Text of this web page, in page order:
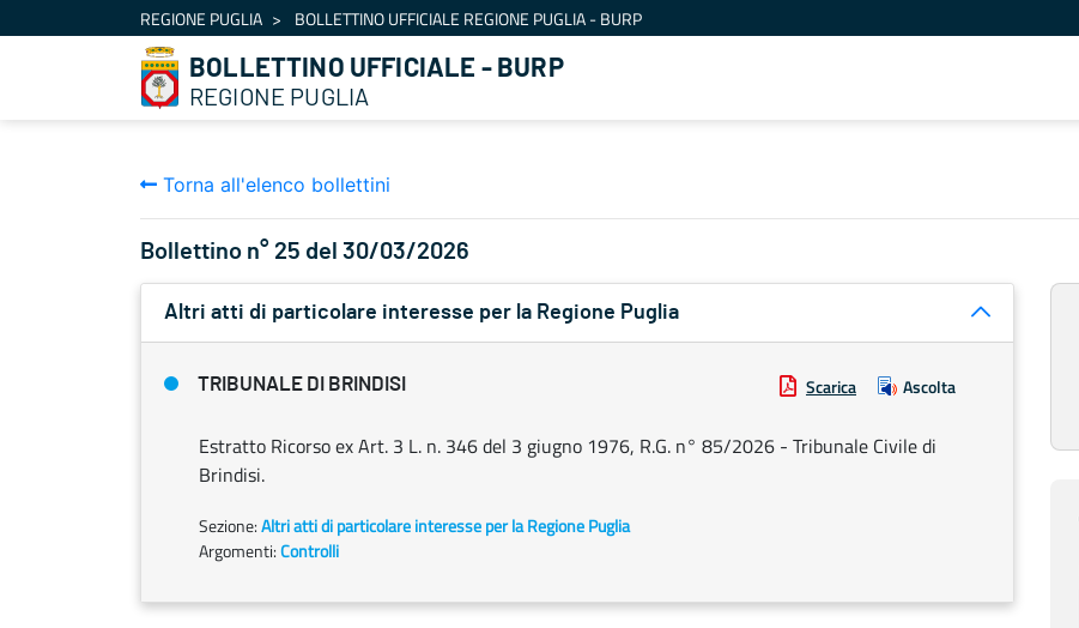
Salta al contenutoREGIONE PUGLIA BOLLETTINO UFFICIALE REGIONE PUGLIA - BURP
BOLLETTINO UFFICIALE - BURP
REGIONE PUGLIA
Torna all'elenco bollettini
Bollettino n° 25 del 30/03/2026
Altri atti di particolare interesse per la Regione Puglia
TRIBUNALE DI BRINDISI Scarica Ascolta
Estratto Ricorso ex Art. 3 L. n. 346 del 3 giugno 1976, R.G. n° 85/2026 - Tribunale Civile di
Brindisi.
Sezione:Altri atti di particolare interesse per la Regione Puglia
Argomenti:Controlli